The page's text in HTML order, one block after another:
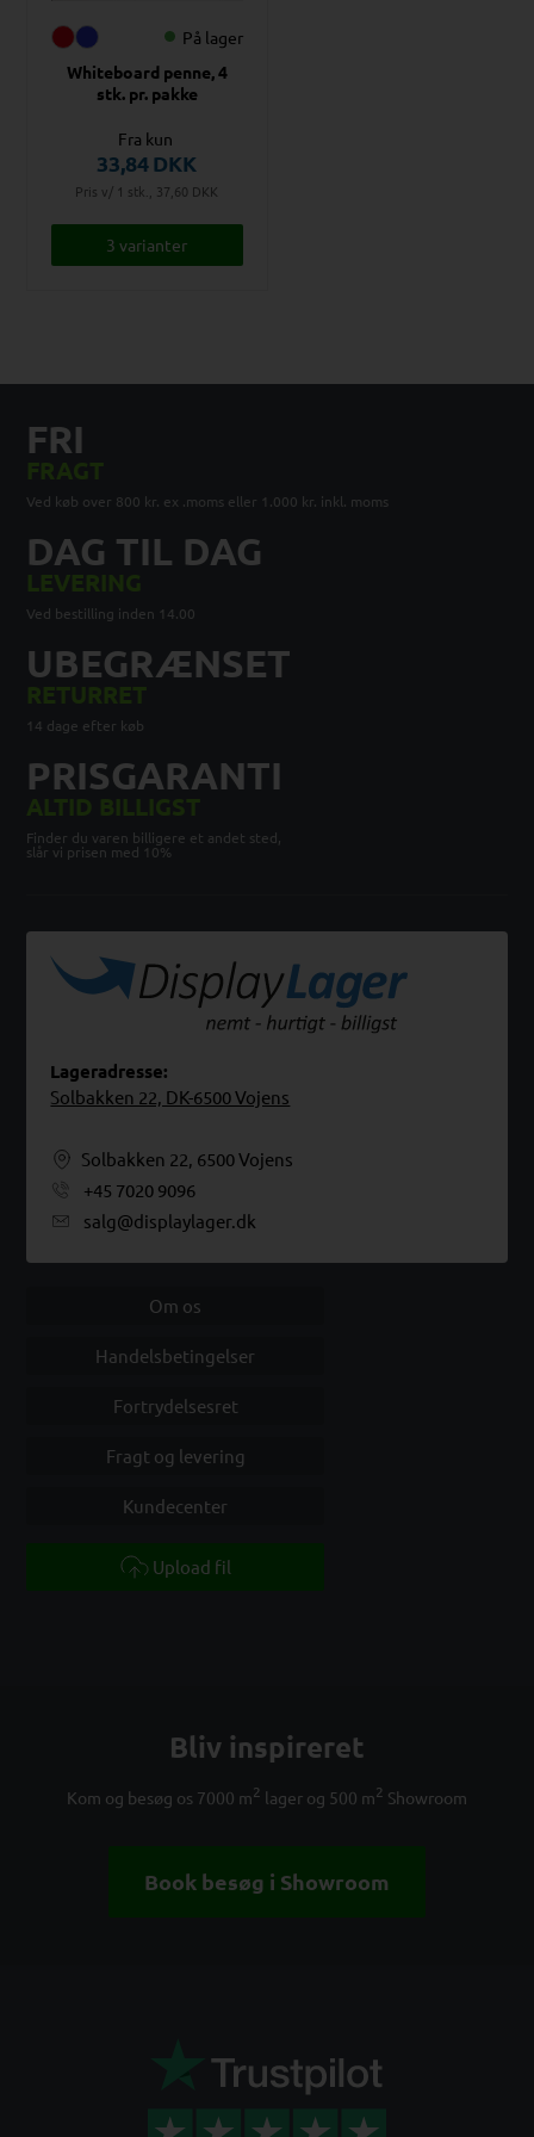
På lager
Whiteboard penne, 4
stk. pr. pakke
Fra kun
33,84DKK
Pris v/ 1 stk., 37,60 DKK
3 varianter
FRI
FRAGT
Ved køb over 800 kr. ex .moms eller 1.000 kr. inkl. moms
DAG TIL DAG
LEVERING
Ved bestilling inden 14.00
UBEGRÆNSET
RETURRET
14 dage efter køb
PRISGARANTI
ALTID BILLIGST
Finder du varen billigere et andet sted,
slår vi prisen med 10%
Lageradresse:
Solbakken 22, DK-6500 Vojens
Solbakken 22, 6500 Vojens
+45 7020 9096
salg@displaylager.dk
Om os
Handelsbetingelser
Fortrydelsesret
Fragt og levering
Kundecenter
Upload fil
Bliv inspireret
Kom og besøg os 7000 m2 lager og 500 m2 Showroom
Book besøg i Showroom